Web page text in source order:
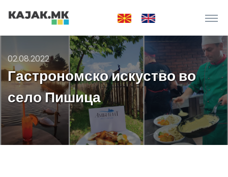
02.08.2022
Гастрономско искуство во
село Пишица